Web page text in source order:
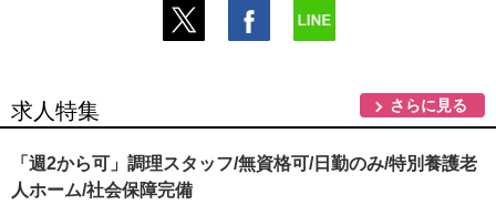
求人特集 さらに見る
「週2から可」調理スタッフ/無資格可/日勤のみ/特別養護老
人ホーム/社会保障完備